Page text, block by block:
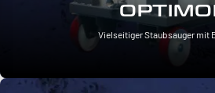
Vielseitiger Staubsauger mit